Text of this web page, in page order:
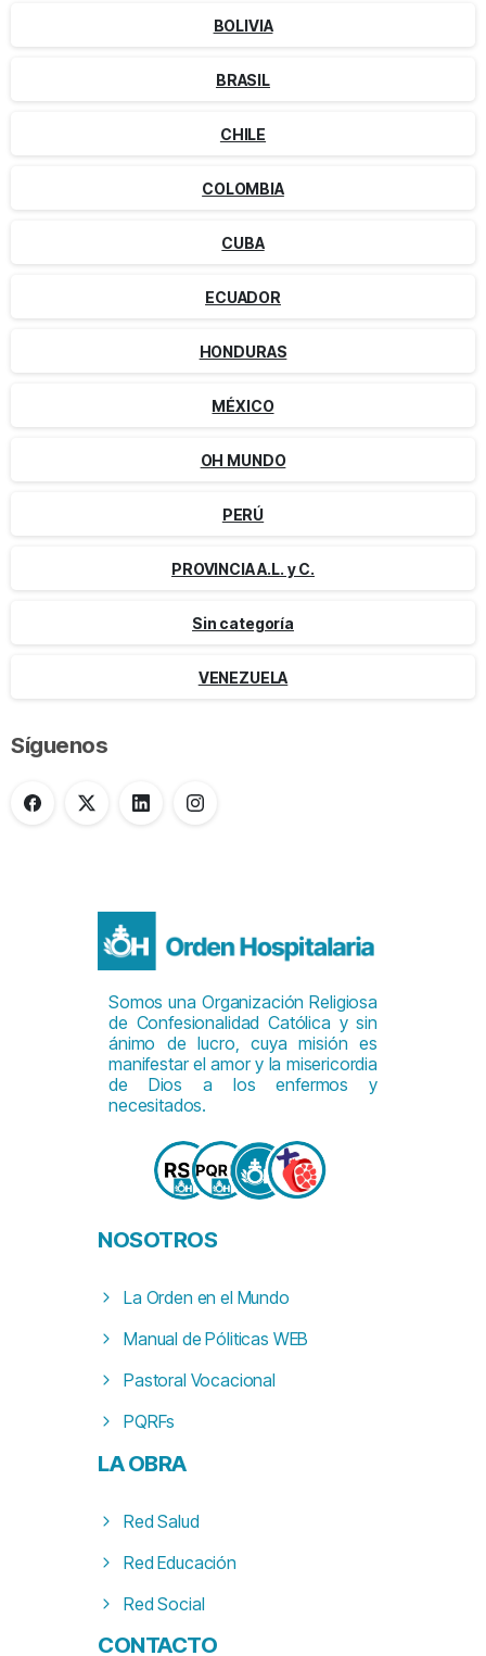
BOLIVIA
BRASIL
CHILE
COLOMBIA
CUBA
ECUADOR
HONDURAS
MÉXICO
OH MUNDO
PERÚ
PROVINCIA A.L. y C.
Sin categoría
VENEZUELA
Síguenos
Somos una Organización Religiosa
de Confesionalidad Católica y sin
ánimo de lucro, cuya misión es
manifestar el amor y la misericordia
de Dios a los enfermos y
necesitados.
NOSOTROS
La Orden en el Mundo
Manual de Póliticas WEB
Pastoral Vocacional
PQRFs
LAOBRA
Red Salud
Red Educación
Red Social
CONTACTO